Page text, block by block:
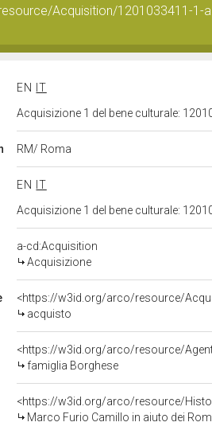
Acquisition/1201033411-1-
EN
IT
Acquisizione 1 del bene culturale:
RM/ Roma
EN
IT
Acquisizione 1 del bene culturale:
a-cd:Acquisition
Acquisizione
<https://w3id.org/arco/resource/
acquisto
<https://w3id.org/arco/resource/
famiglia Borghese
<https://w3id.org/arco/resource/
Marco Furio Camillo in aiuto dei